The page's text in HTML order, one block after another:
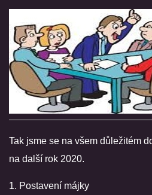
POZVÁNKY NA SOUTĚŽE
NAŠE VÝSLEDKY
ZPRÁVY
VIDEA
Tak jsme se na všem důležitém
na další rok 2020.
1. Postavení májky